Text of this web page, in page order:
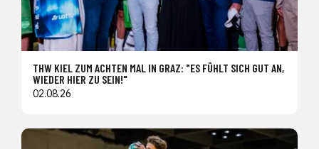
THW KIEL ZUM ACHTEN MAL IN GRAZ: "ES FÜHLT SICH GUT AN,
WIEDER HIER ZU SEIN!"
02.08.26